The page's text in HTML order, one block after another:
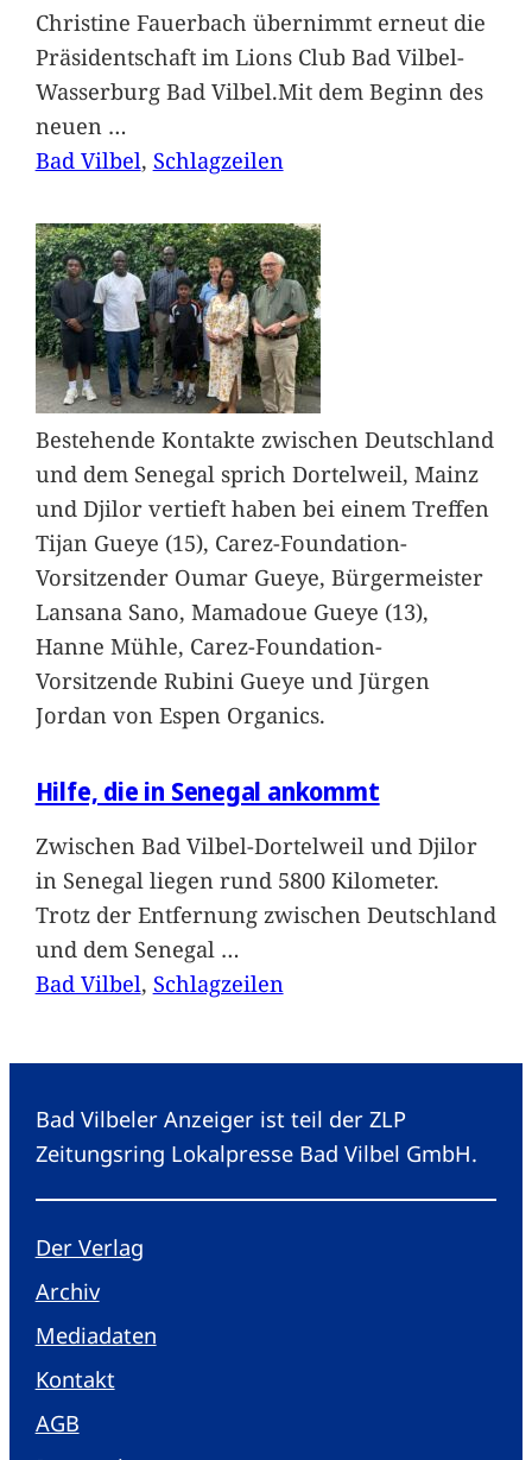
Christine Fauerbach übernimmt erneut die
Präsidentschaft im Lions Club Bad Vilbel-
Wasserburg Bad Vilbel.Mit dem Beginn des
neuen …
Bad Vilbel, Schlagzeilen
Bestehende Kontakte zwischen Deutschland
und dem Senegal sprich Dortelweil, Mainz
und Djilor vertieft haben bei einem Treffen
Tijan Gueye (15), Carez-Foundation-
Vorsitzender Oumar Gueye, Bürgermeister
Lansana Sano, Mamadoue Gueye (13),
Hanne Mühle, Carez-Foundation-
Vorsitzende Rubini Gueye und Jürgen
Jordan von Espen Organics.
Hilfe, die in Senegal ankommt
Zwischen Bad Vilbel-Dortelweil und Djilor
in Senegal liegen rund 5800 Kilometer.
Trotz der Entfernung zwischen Deutschland
und dem Senegal …
Bad Vilbel, Schlagzeilen
Bad Vilbeler Anzeiger ist teil der ZLP
Zeitungsring Lokalpresse Bad Vilbel GmbH.
Der Verlag
Archiv
Mediadaten
Kontakt
AGB